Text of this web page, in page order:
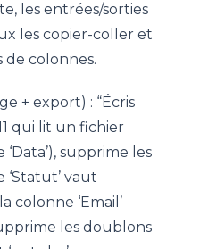
les entrées/sorties
les copier-coller et
de colonnes.
+ export) : “Écris
qui lit un fichier
‘Data’), supprime les
‘Statut’ vaut
colonne ‘Email’
les doublons